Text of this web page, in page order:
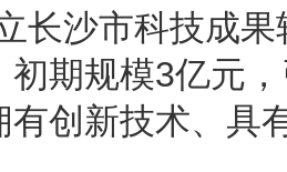
沙市科技成果
初期规模3亿元
创新技术、具